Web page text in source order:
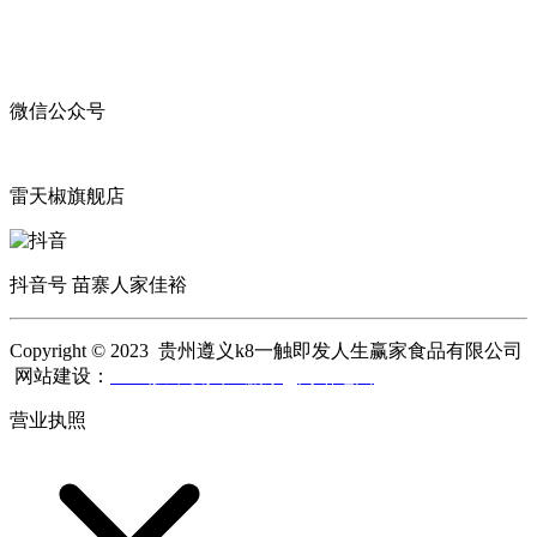
微信公众号
雷天椒旗舰店
抖音号 苗寨人家佳裕
Copyright © 2023 贵州遵义k8一触即发人生赢家食品有限公司
网站建设：
营业执照